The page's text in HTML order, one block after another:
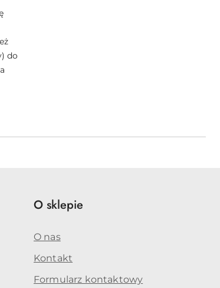
do
O sklepie
O nas
Kontakt
Formularz kontaktowy